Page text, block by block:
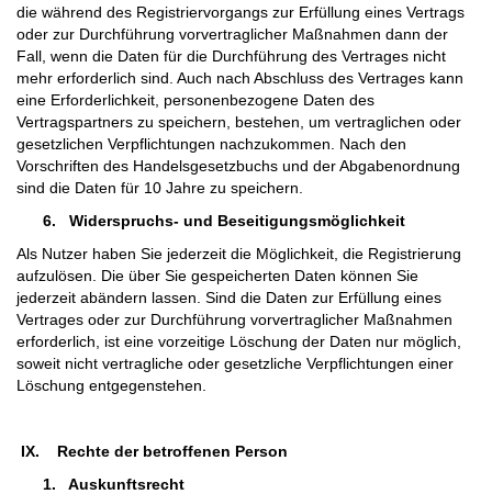
die während des Registriervorgangs zur Erfüllung eines Vertrags
oder zur Durchführung vorvertraglicher Maßnahmen dann der
Fall, wenn die Daten für die Durchführung des Vertrages nicht
mehr erforderlich sind. Auch nach Abschluss des Vertrages kann
eine Erforderlichkeit, personenbezogene Daten des
Vertragspartners zu speichern, bestehen, um vertraglichen oder
gesetzlichen Verpflichtungen nachzukommen. Nach den
Vorschriften des Handelsgesetzbuchs und der Abgabenordnung
sind die Daten für 10 Jahre zu speichern.
6. Widerspruchs- und Beseitigungsmöglichkeit
Als Nutzer haben Sie jederzeit die Möglichkeit, die Registrierung
aufzulösen. Die über Sie gespeicherten Daten können Sie
jederzeit abändern lassen. Sind die Daten zur Erfüllung eines
Vertrages oder zur Durchführung vorvertraglicher Maßnahmen
erforderlich, ist eine vorzeitige Löschung der Daten nur möglich,
soweit nicht vertragliche oder gesetzliche Verpflichtungen einer
Löschung entgegenstehen.
IX. Rechte der betroffenen Person
1. Auskunftsrecht